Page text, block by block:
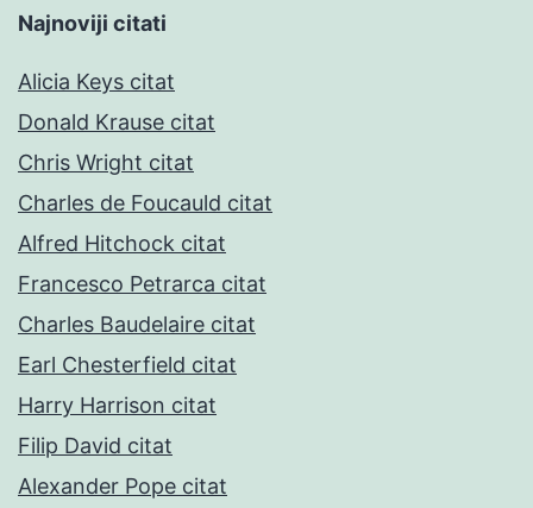
Najnoviji citati
Alicia Keys citat
Donald Krause citat
Chris Wright citat
Charles de Foucauld citat
Alfred Hitchock citat
Francesco Petrarca citat
Charles Baudelaire citat
Earl Chesterfield citat
Harry Harrison citat
Filip David citat
Alexander Pope citat